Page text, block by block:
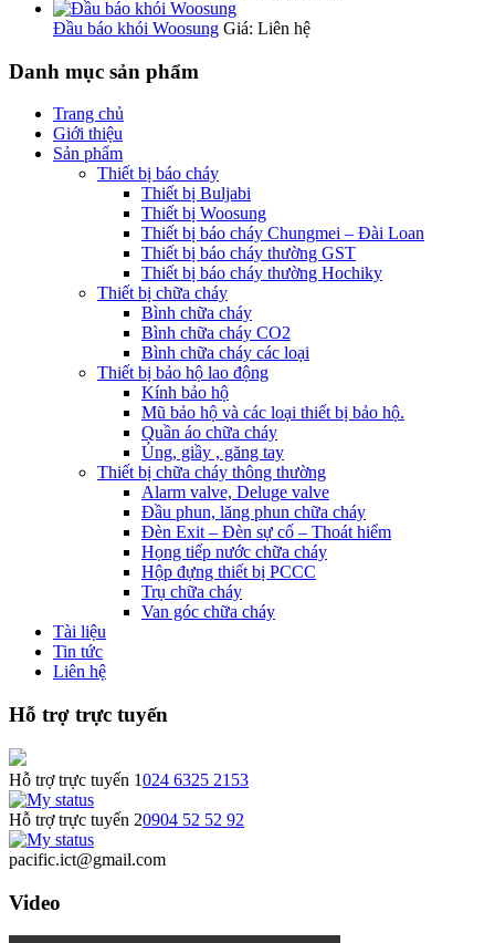
Đầu báo khói Woosung Giá: Liên hệ
Danh mục sản phẩm
Trang chủ
Giới thiệu
Sản phẩm
Thiết bị báo cháy
Thiết bị Buljabi
Thiết bị Woosung
Thiết bị báo cháy Chungmei – Đài Loan
Thiết bị báo cháy thường GST
Thiết bị báo cháy thường Hochiky
Thiết bị chữa cháy
Bình chữa cháy
Bình chữa cháy CO2
Bình chữa cháy các loại
Thiết bị bảo hộ lao động
Kính bảo hộ
Mũ bảo hộ và các loại thiết bị bảo hộ.
Quần áo chữa cháy
Ủng, giầy , găng tay
Thiết bị chữa cháy thông thường
Alarm valve, Deluge valve
Đầu phun, lăng phun chữa cháy
Đèn Exit – Đèn sự cố – Thoát hiểm
Họng tiếp nước chữa cháy
Hộp đựng thiết bị PCCC
Trụ chữa cháy
Van góc chữa cháy
Tài liệu
Tin tức
Liên hệ
Hỗ trợ trực tuyến
Hỗ trợ trực tuyến 1024 6325 2153
Hỗ trợ trực tuyến 20904 52 52 92
pacific.ict@gmail.com
Video